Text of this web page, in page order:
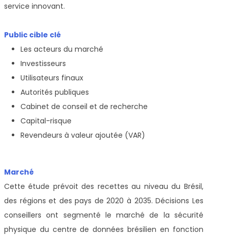
service innovant.
Public cible clé
Les acteurs du marché
Investisseurs
Utilisateurs finaux
Autorités publiques
Cabinet de conseil et de recherche
Capital-risque
Revendeurs à valeur ajoutée (VAR)
Marché
Cette étude prévoit des recettes au niveau du Brésil,
des régions et des pays de 2020 à 2035. Décisions Les
conseillers ont segmenté le marché de la sécurité
physique du centre de données brésilien en fonction